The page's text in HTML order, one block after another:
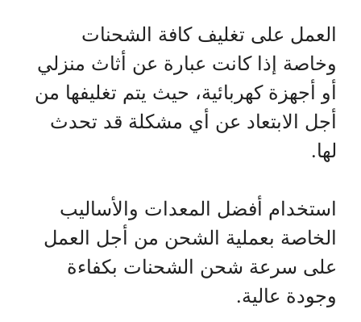
العمل على تغليف كافة الشحنات
وخاصة إذا كانت عبارة عن أثاث منزلي
أو أجهزة كهربائية، حيث يتم تغليفها من
أجل الابتعاد عن أي مشكلة قد تحدث
لها.
استخدام أفضل المعدات والأساليب
الخاصة بعملية الشحن من أجل العمل
على سرعة شحن الشحنات بكفاءة
وجودة عالية.